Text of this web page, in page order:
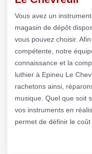
Vous avez un
magasin de dépôt
vous pouvez choisir.
compétente, notre
connaissance et la
luthier à Epineu Le
rachetons ainsi,
musique. Quel que soit
vos instruments en
permet de définir le coût